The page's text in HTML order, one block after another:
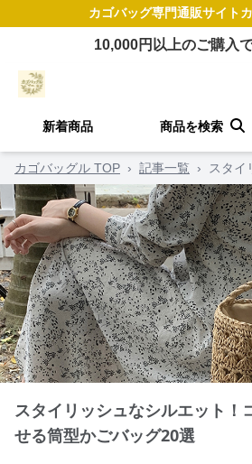
カゴバッグ専門通販サイト
10,000円以上のご購入
新着商品 商品を検索
カゴバッグル TOP › 記事一覧 › スタイ
スタイリッシュなシルエット！
せる筒型かごバッグ20選